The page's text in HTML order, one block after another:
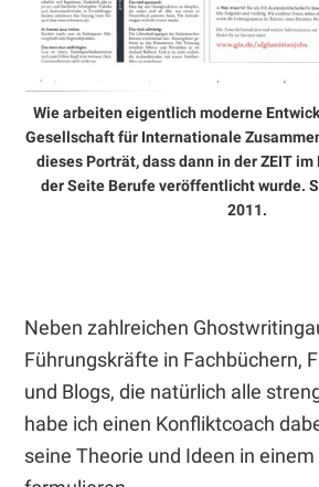
Wie arbeiten eigentlich moderne
Gesellschaft für Internationale
dieses Porträt, dass dann in der ZEIT
der Seite Berufe veröffentlicht wurde.
2011.
Neben zahlreichen
Führungskräfte in Fachbüchern,
und Blogs, die natürlich alle
habe ich einen Konfliktcoach
seine Theorie und Ideen in einem